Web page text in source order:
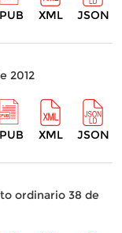
XML JSON
2012
XML JSON
ordinario 38 de